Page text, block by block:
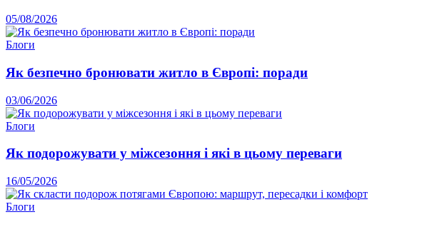
05/08/2026
Блоги
Як безпечно бронювати житло в Європі: поради
03/06/2026
Блоги
Як подорожувати у міжсезоння і які в цьому переваги
16/05/2026
Блоги